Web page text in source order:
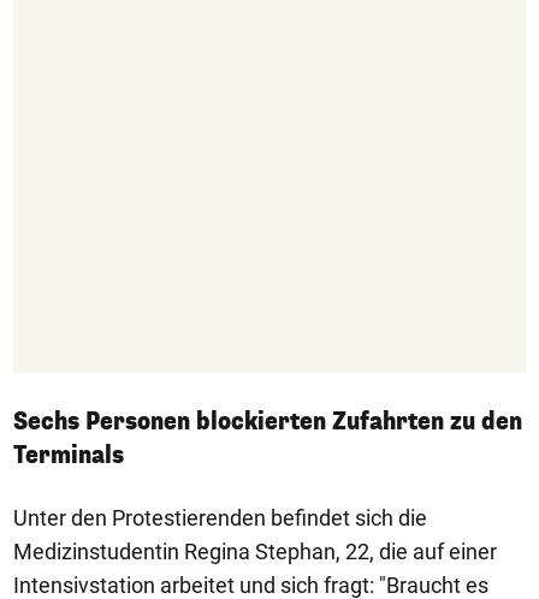
Sechs Personen blockierten Zufahrten zu den
Terminals
Unter den Protestierenden befindet sich die
Medizinstudentin Regina Stephan, 22, die auf einer
Intensivstation arbeitet und sich fragt: "Braucht es